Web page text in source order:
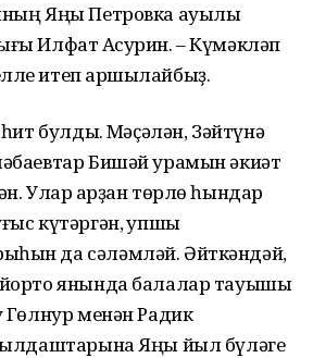
Яңы Петровка ауылы
Илфат Аҡсурин. – Күмәкләп
итеп ҡаршылайбыҙ.
булдыҡ. Мәҫәлән, Зәйтүнә
Бишәй урамын әкиәт
Улар ҡарҙан төрлө һындар
күтәргән, ҡупшы
да сәләмләй. Әйткәндәй,
янында балалар тауышы
менән Радик
Яңы йыл бүләге